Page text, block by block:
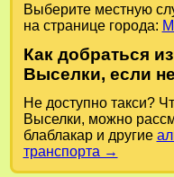
Выберите местную
на странице города:
Как добраться
Выселки, если
Не доступно такси?
Выселки, можно
блаблакар и другие
транспорта →